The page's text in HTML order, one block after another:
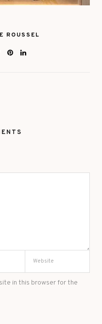
ROUSSEL
in this browser for the